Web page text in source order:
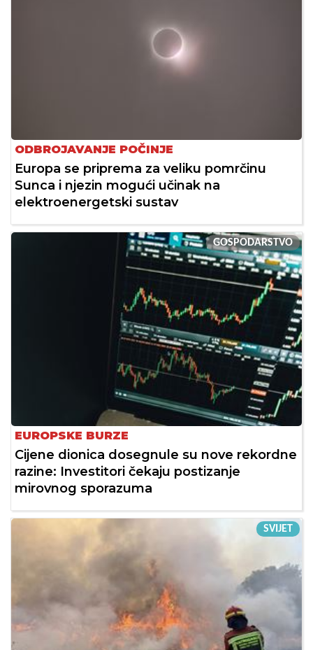
ODBROJAVANJE POČINJE
Europa se priprema za veliku pomrčinu
Sunca i njezin mogući učinak na
elektroenergetski sustav
GOSPODARSTVO
EUROPSKE BURZE
Cijene dionica dosegnule su nove rekordne
razine: Investitori čekaju postizanje
mirovnog sporazuma
SVIJET